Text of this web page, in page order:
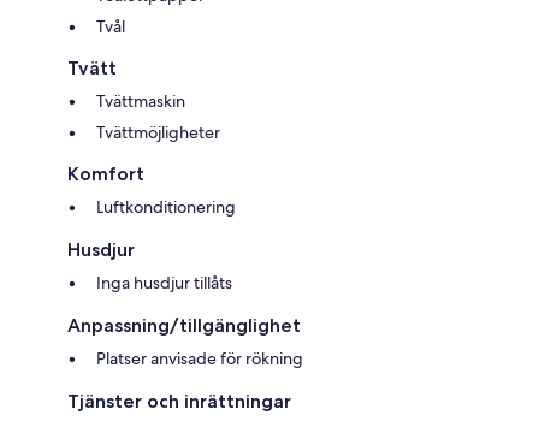
Tvål
Tvätt
Tvättmaskin
Tvättmöjligheter
Komfort
Luftkonditionering
Husdjur
Inga husdjur tillåts
Anpassning/tillgänglighet
Platser anvisade för rökning
Tjänster och inrättningar